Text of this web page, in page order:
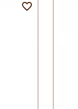
